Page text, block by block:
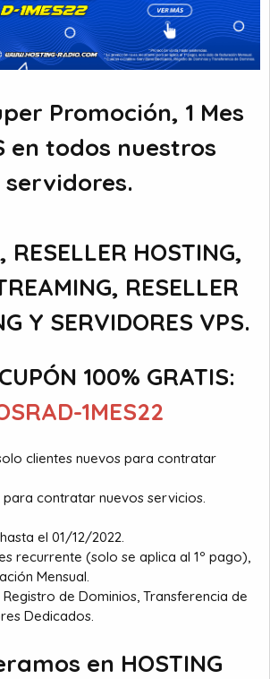
Promoción, 1 Mes
en todos nuestros
servidores.
RESELLER HOSTING,
RESELLER
Y SERVIDORES VPS.
100% GRATIS:
1MES22
clientes nuevos para contratar
contratar nuevos servicios.
el 01/12/2022.
recurrente (solo se aplica al 1º pago),
Mensual.
de Dominios, Transferencia de
Dedicados.
en HOSTING